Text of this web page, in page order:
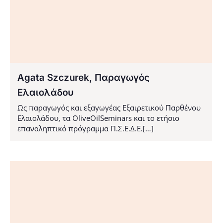
Agata Szczurek, Παραγωγός
Ελαιολάδου
Ως παραγωγός και εξαγωγέας Εξαιρετικού Παρθένου
Ελαιολάδου, τα OliveOilSeminars και το ετήσιο
επαναληπτικό πρόγραμμα Π.Σ.Ε.Δ.Ε.[…]